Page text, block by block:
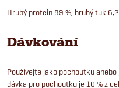
Hrubý protein 89 %, hrubý tuk 6,2
Dávkování
Používejte jako pochoutku
dávka pro pochoutku je 10 % z